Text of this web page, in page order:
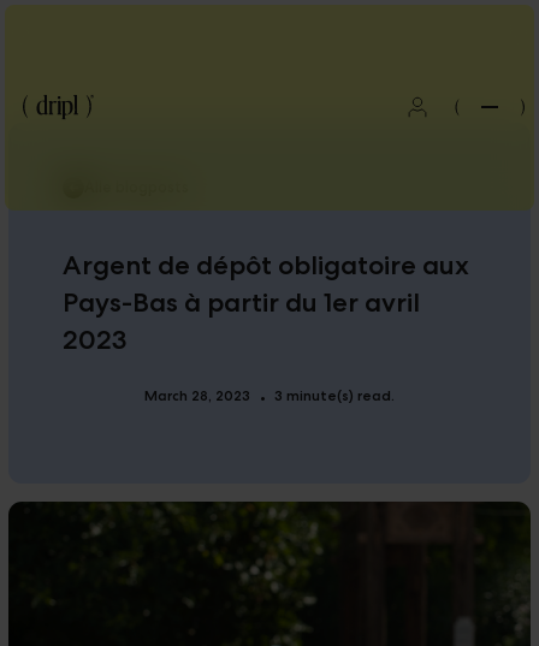
Réalisations
( )
Argent de dépôt obligatoire aux
Pays-Bas à partir du 1er avril
2023
March 28, 2023 • 3 minute(s) read.